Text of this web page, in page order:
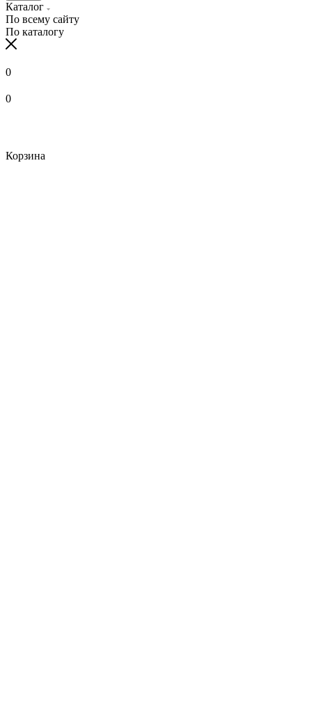
Каталог
По всему сайту
По каталогу
0
0
Корзина